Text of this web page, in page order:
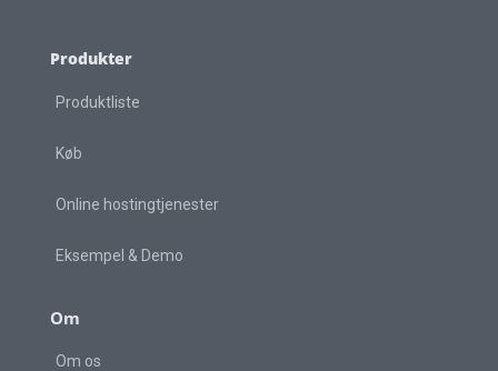
Produkter
Produktliste
Køb
Online hostingtjenester
Eksempel & Demo
Om
Om os